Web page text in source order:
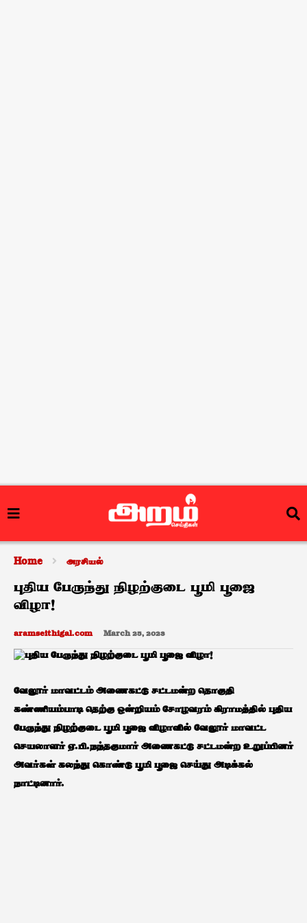
Home அரசியல்
புதிய பேருந்து நிழற்குடை பூமி பூஜை
விழா!
aramseithigal.com March 25, 2023
வேலூர் மாவட்டம் அணைகட்டு சட்டமன்ற தொகுதி
கண்ணியம்பாடி தெற்கு ஒன்றியம் சோழவரம் கிராமத்தில் புதிய
பேருந்து நிழற்குடை பூமி பூஜை விழாவில் வேலூர் மாவட்ட
செயலாளர் ஏ.பி.நந்தகுமார் அணைகட்டு சட்டமன்ற உறுப்பினர்
அவர்கள் கலந்து கொண்டு பூமி பூஜை செய்து அடிக்கல்
நாட்டினார்.